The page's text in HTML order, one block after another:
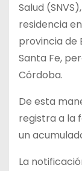
Salud
residencia
provincia de
Santa Fe,
Córdoba.
De esta
registra a la
un
La